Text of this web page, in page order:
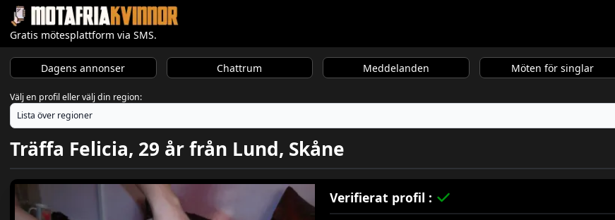
Gratis mötesplattform via SMS.
Dagens annonser Chattrum Meddelanden Möten för singlar
Välj en profil eller välj din region:
Träffa Felicia, 29 år från Lund, Skåne
Verifierat profil :